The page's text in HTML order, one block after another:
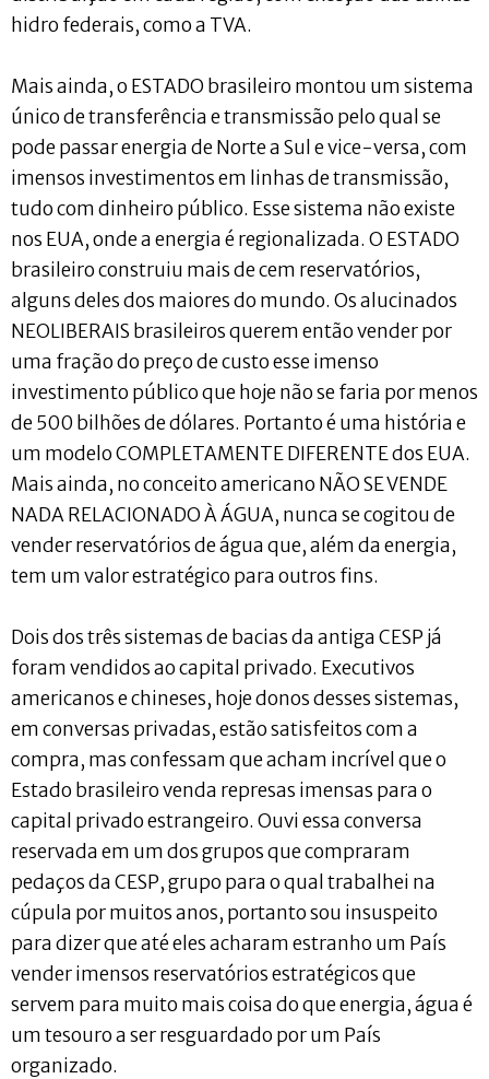
hidro federais, como a TVA.
Mais ainda, o ESTADO brasileiro montou um sistema
único de transferência e transmissão pelo qual se
pode passar energia de Norte a Sul e vice-versa, com
imensos investimentos em linhas de transmissão,
tudo com dinheiro público. Esse sistema não existe
nos EUA, onde a energia é regionalizada. O ESTADO
brasileiro construiu mais de cem reservatórios,
alguns deles dos maiores do mundo. Os alucinados
NEOLIBERAIS brasileiros querem então vender por
uma fração do preço de custo esse imenso
investimento público que hoje não se faria por menos
de 500 bilhões de dólares. Portanto é uma história e
um modelo COMPLETAMENTE DIFERENTE dos EUA.
Mais ainda, no conceito americano NÃO SE VENDE
NADA RELACIONADO À ÁGUA, nunca se cogitou de
vender reservatórios de água que, além da energia,
tem um valor estratégico para outros fins.
Dois dos três sistemas de bacias da antiga CESP já
foram vendidos ao capital privado. Executivos
americanos e chineses, hoje donos desses sistemas,
em conversas privadas, estão satisfeitos com a
compra, mas confessam que acham incrível que o
Estado brasileiro venda represas imensas para o
capital privado estrangeiro. Ouvi essa conversa
reservada em um dos grupos que compraram
pedaços da CESP, grupo para o qual trabalhei na
cúpula por muitos anos, portanto sou insuspeito
para dizer que até eles acharam estranho um País
vender imensos reservatórios estratégicos que
servem para muito mais coisa do que energia, água é
um tesouro a ser resguardado por um País
organizado.